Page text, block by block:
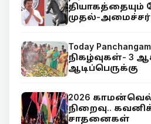
முதல்-அமைச்சர்
Today
நிகழ்வுகள்- 3
ஆடிப்பெருக்கு
2026
நிறைவு..
சாதனைகள்